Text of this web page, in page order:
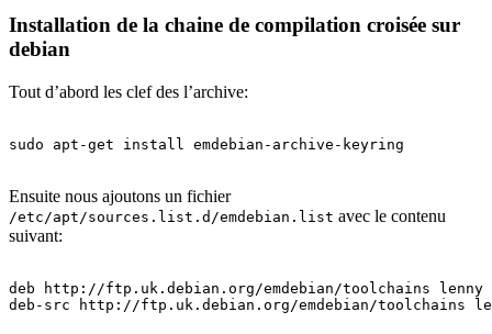
Installation de la chaine de compilation croisée sur
debian
Tout d’abord les clef des l’archive:
sudo apt-get install emdebian-archive-keyring
Ensuite nous ajoutons un fichier
/etc/apt/sources.list.d/emdebian.list avec le contenu
suivant:
deb http://ftp.uk.debian.org/emdebian/toolchains lenny
deb-src http://ftp.uk.debian.org/emdebian/toolchains